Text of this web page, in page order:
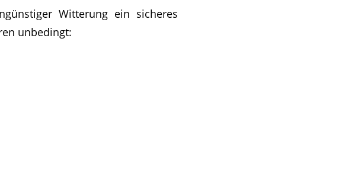
Witterung ein sicheres
unbedingt: